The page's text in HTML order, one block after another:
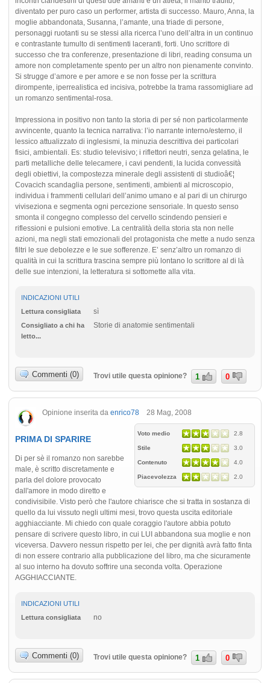
diventato per puro caso un performer, artista di successo. Mauro, Anna, la
moglie abbandonata, Susanna, l’amante, una triade di persone,
personaggi ruotanti su se stessi alla ricerca l’uno dell’altra in un continuo
e contrastante tumulto di sentimenti laceranti, forti. Uno scrittore di
successo che tra conferenze, presentazione di libri, reading consuma un
amore non completamente spento per un altro non pienamente convinto.
Si strugge d’amore e per amore e se non fosse per la scrittura
dirompente, iperrealistica ed incisiva, potrebbe la trama rassomigliare ad
un romanzo sentimental-rosa.
Impressiona in positivo non tanto la storia di per sé non particolarmente
avvincente, quanto la tecnica narrativa: l’io narrante interno/esterno, il
lessico attualizzato di inglesismi, la minuzia descrittiva dei particolari
fisici, ambientali. Es: studio televisivo; i riflettori neutri, senza gelatina, le
parti metalliche delle telecamere, i cavi pendenti, la lucida convessità
degli obiettivi, la compostezza minerale degli assistenti di studioâ€¦
Covacich scandaglia persone, sentimenti, ambienti al microscopio,
individua i frammenti cellulari dell’animo umano e al pari di un chirurgo
viviseziona e segmenta ogni percezione sensoriale. In questo senso
smonta il congegno complesso del cervello scindendo pensieri e
riflessioni e pulsioni emotive. La centralità della storia sta non nelle
azioni, ma negli stati emozionali del protagonista che mette a nudo senza
filtri le sue debolezze e le sue sofferenze. E’ senz’altro un romanzo di
qualità in cui la scrittura trascina sempre più lontano lo scrittore al di là
delle sue intenzioni, la letteratura si sottomette alla vita.
INDICAZIONI UTILI
Lettura consigliata
sì
Consigliato a chi ha
letto...
Storie di anatomie sentimentali
Commenti (0) Trovi utile questa opinione? 1 0
Opinione inserita da enrico78 28 Mag, 2008
Voto medio 2.8
Stile 3.0
Contenuto 4.0
Piacevolezza 2.0
PRIMA DI SPARIRE
Di per sè il romanzo non sarebbe
male, è scritto discretamente e
parla del dolore provocato
dall'amore in modo diretto e
condivisibile. Visto però che l'autore chiarisce che si tratta in sostanza di
quello da lui vissuto negli ultimi mesi, trovo questa uscita editoriale
agghiacciante. Mi chiedo con quale coraggio l'autore abbia potuto
pensare di scrivere questo libro, in cui LUI abbandona sua moglie e non
viceversa. Davvero nessun rispetto per lei, che per dignità avrà fatto finta
di non essere contrario alla pubblicazione del libro, ma che sicuramente
al suo interno ha dovuto soffrire una seconda volta. Operazione
AGGHIACCIANTE.
INDICAZIONI UTILI
Lettura consigliata
no
Commenti (0) Trovi utile questa opinione? 1 0